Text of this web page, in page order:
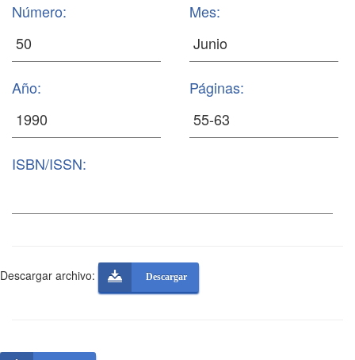
Número: Mes:
Año: Páginas:
ISBN/ISSN:
Descargar archivo: Descargar